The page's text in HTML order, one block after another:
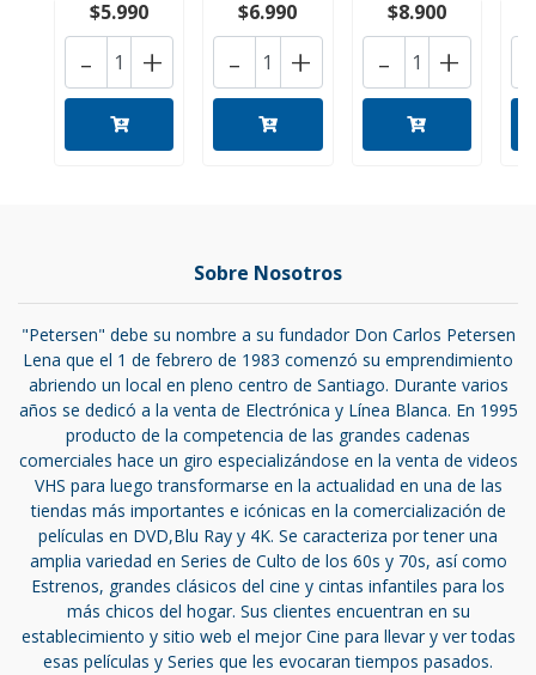
$5.990
+
-
$6.990
+
-
$8.900
+
-
Sobre Nosotros
"Petersen" debe su nombre a su fundador Don Carlos Petersen
Lena que el 1 de febrero de 1983 comenzó su emprendimiento
abriendo un local en pleno centro de Santiago. Durante varios
años se dedicó a la venta de Electrónica y Línea Blanca. En 1995
producto de la competencia de las grandes cadenas
comerciales hace un giro especializándose en la venta de videos
VHS para luego transformarse en la actualidad en una de las
tiendas más importantes e icónicas en la comercialización de
películas en DVD,Blu Ray y 4K. Se caracteriza por tener una
amplia variedad en Series de Culto de los 60s y 70s, así como
Estrenos, grandes clásicos del cine y cintas infantiles para los
más chicos del hogar. Sus clientes encuentran en su
establecimiento y sitio web el mejor Cine para llevar y ver todas
esas películas y Series que les evocaran tiempos pasados.